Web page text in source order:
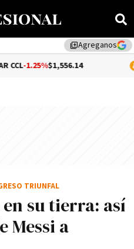
library_addAgreganos
$1,556.14
en su tierra: así
Messi a
TRIUNFAL